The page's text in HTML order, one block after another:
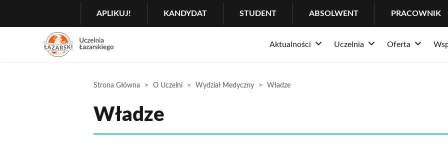
MENU
GŁÓWNA
NAWIGACJA
APLIKUJ! KANDYDAT STUDENT ABSOLWENT PRACOWNIK
Aktualności
Wydarzenia
Uczelnia Oferta
Strona Główna O Uczelni Wydział Medyczny Władze
Władze